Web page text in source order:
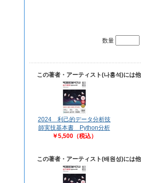
数量
この著者・アーティスト(나홍석)には
2024 利己的データ分析技
師実技基本書 Python分析
￥5,500（税込）
この著者・アーティスト(배원성)には